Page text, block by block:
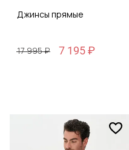
Джинсы прямые
17 995 ₽ 7 195 ₽